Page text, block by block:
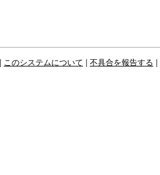
このシステムについて 不具合を報告する